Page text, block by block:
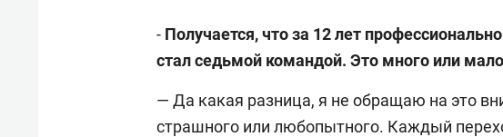
- Получается, что за 12 лет
стал седьмой командой. Это много или
— Да какая разница, я не обращаю на это
страшного или любопытного. Каждый